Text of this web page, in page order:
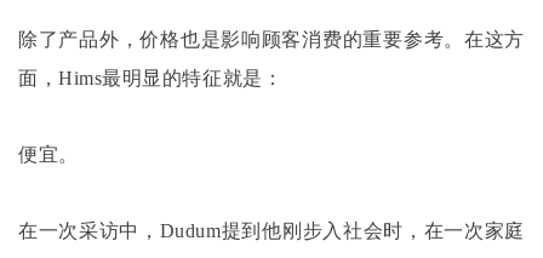
除了产品外，价格也是影响顾客消费的重要参考。在这方
面，Hims最明显的特征就是：
便宜。
在一次采访中， Dudum提到他刚步入社会时，在一次家庭